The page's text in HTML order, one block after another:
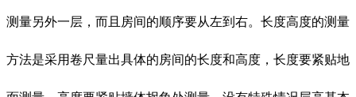
测量另外一层，而且房间的顺序要从左到右。长度高度的测量
方法是采用卷尺量出具体的房间的长度和高度，长度要紧贴地